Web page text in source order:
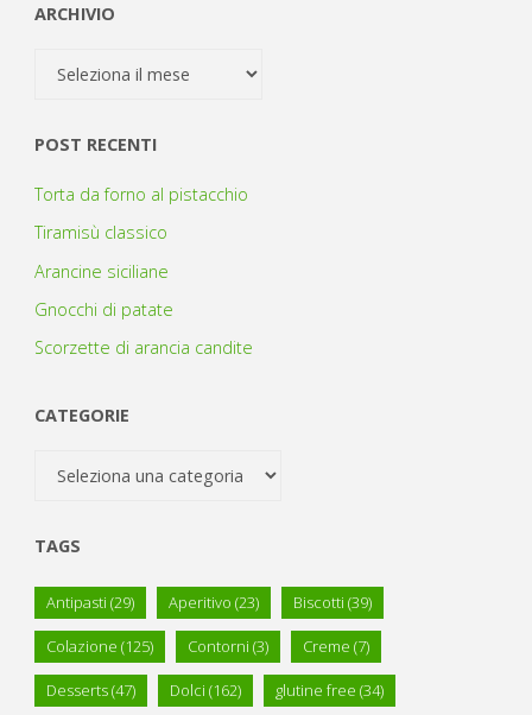
ARCHIVIO
Archivio
POST RECENTI
Torta da forno al pistacchio
Tiramisù classico
Arancine siciliane
Gnocchi di patate
Scorzette di arancia candite
CATEGORIE
Categorie
TAGS
Antipasti (29) Aperitivo (23) Biscotti (39)
Colazione (125) Contorni (3) Creme (7)
Desserts(47) Dolci (162) glutine free (34)